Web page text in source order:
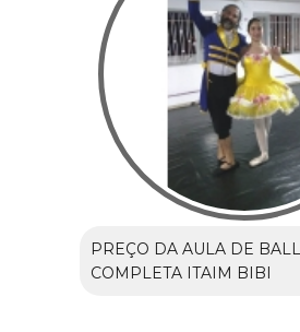
PREÇO DA AULA DE
COMPLETA ITAIM BIBI